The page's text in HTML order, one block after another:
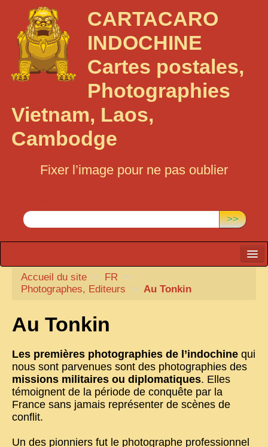
CARTACARO
INDOCHINE
Cartes postales,
Photographies
Vietnam, Laos,
Cambodge
Fixer l’image pour ne pas oublier
>>
CARTACARO
NOS LIVRES
PHOTOGRAPHES, EDITEURS
TONKIN
FRONTIÈRE
1908, RÉVOLTE
Accueil du site > FR >
Photographes, Editeurs
> Au Tonkin
Au Tonkin
Les premières photographies de l’indochine qui
nous sont parvenues sont des photographies des
missions militaires ou diplomatiques. Elles
témoignent de la période de conquête par la
France sans jamais représenter de scènes de
conflit.
Un des pionniers fut le photographe professionnel